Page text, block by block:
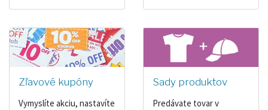
Zľavové kupóny
Vymyslíte akciu, nastavíte
Sady produktov
Predávate tovar v